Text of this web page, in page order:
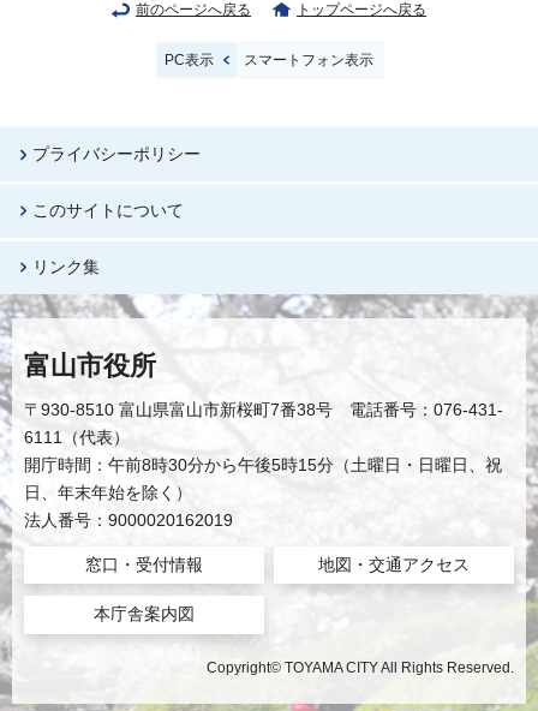
前のページへ戻る トップページへ戻る
PC表示 スマートフォン表示
プライバシーポリシー
このサイトについて
リンク集
富山市役所
〒930-8510 富山県富山市新桜町7番38号 電話番号：076-431-
6111（代表）
開庁時間：午前8時30分から午後5時15分（土曜日・日曜日、祝
日、年末年始を除く）
法人番号：9000020162019
窓口・受付情報 地図・交通アクセス
本庁舎案内図
Copyright© TOYAMA CITY All Rights Reserved.